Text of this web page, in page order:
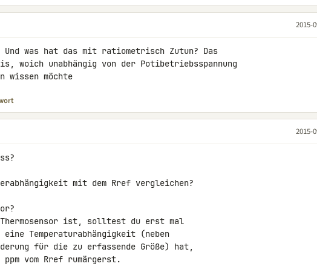
2015-
Und was hat das mit ratiometrisch Zutun? Das
woich unabhängig von der Potibetriebsspannung
möchte
2015-
mit dem Rref vergleichen?
Thermosensor ist, solltest du erst mal
Temperaturabhängigkeit (neben
für die zu erfassende Größe) hat,
vom Rref rumärgerst.